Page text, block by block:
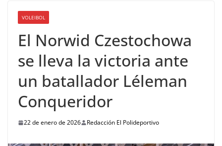
VOLEIBOL
El Norwid Czestochowa
se lleva la victoria ante
un batallador Léleman
Conqueridor
22 de enero de 2026 Redacción El Polideportivo